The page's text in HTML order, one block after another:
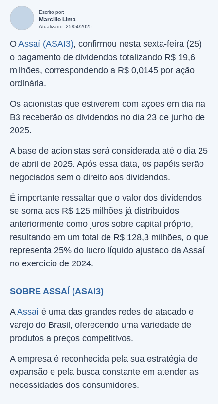
Escrito por:
Marcilio Lima
Atualizado: 25/04/2025
O Assaí (ASAI3), confirmou nesta sexta-feira (25)
o pagamento de dividendos totalizando R$ 19,6
milhões, correspondendo a R$ 0,0145 por ação
ordinária.
Os acionistas que estiverem com ações em dia na
B3 receberão os dividendos no dia 23 de junho de
2025.
A base de acionistas será considerada até o dia 25
de abril de 2025. Após essa data, os papéis serão
negociados sem o direito aos dividendos.
É importante ressaltar que o valor dos dividendos
se soma aos R$ 125 milhões já distribuídos
anteriormente como juros sobre capital próprio,
resultando em um total de R$ 128,3 milhões, o que
representa 25% do lucro líquido ajustado da Assaí
no exercício de 2024.
SOBRE ASSAÍ (ASAI3)
AAssaí é uma das grandes redes de atacado e
varejo do Brasil, oferecendo uma variedade de
produtos a preços competitivos.
A empresa é reconhecida pela sua estratégia de
expansão e pela busca constante em atender as
necessidades dos consumidores.